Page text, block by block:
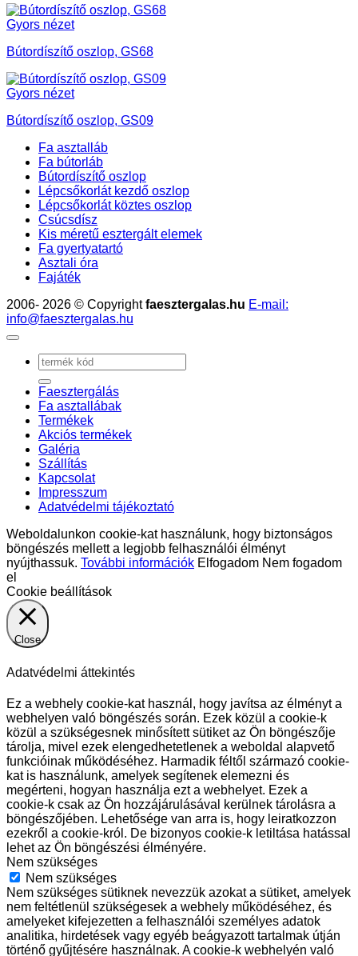
Gyors nézet
Bútordíszítő oszlop, GS68
Gyors nézet
Bútordíszítő oszlop, GS09
Fa asztalláb
Fa bútorláb
Bútordíszítő oszlop
Lépcsőkorlát kezdő oszlop
Lépcsőkorlát köztes oszlop
Csúcsdísz
Kis méretű esztergált elemek
Fa gyertyatartó
Asztali óra
Fajáték
2006- 2026 © Copyrightfaesztergalas.hu E-mail:
info@faesztergalas.hu
Keresés
a
következőre:
Faesztergálás
Fa asztallábak
Termékek
Akciós termékek
Galéria
Szállítás
Kapcsolat
Impresszum
Adatvédelmi tájékoztató
Weboldalunkon cookie-kat használunk, hogy biztonságos
böngészés mellett a legjobb felhasználói élményt
nyújthassuk. További információk Elfogadom Nem fogadom
el
Cookie beállítások
Close
Adatvédelmi áttekintés
Ez a webhely cookie-kat használ, hogy javítsa az élményt a
webhelyen való böngészés során. Ezek közül a cookie-k
közül a szükségesnek minősített sütiket az Ön böngészője
tárolja, mivel ezek elengedhetetlenek a weboldal alapvető
funkcióinak működéséhez. Harmadik féltől származó cookie-
kat is használunk, amelyek segítenek elemezni és
megérteni, hogyan használja ezt a webhelyet. Ezek a
cookie-k csak az Ön hozzájárulásával kerülnek tárolásra a
böngészőjében. Lehetősége van arra is, hogy leiratkozzon
ezekről a cookie-król. De bizonyos cookie-k letiltása hatással
lehet az Ön böngészési élményére.
Nem szükséges
Nem szükséges
Nem szükséges sütiknek nevezzük azokat a sütiket, amelyek
nem feltétlenül szükségesek a webhely működéséhez, és
amelyeket kifejezetten a felhasználói személyes adatok
analitika, hirdetések vagy egyéb beágyazott tartalmak útján
történő gyűjtésére használnak. A cookie-k webhelyén való